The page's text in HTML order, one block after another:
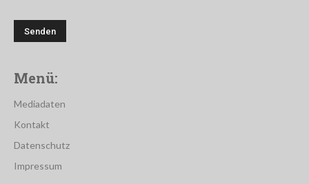
Menü:
Mediadaten
Kontakt
Datenschutz
Impressum